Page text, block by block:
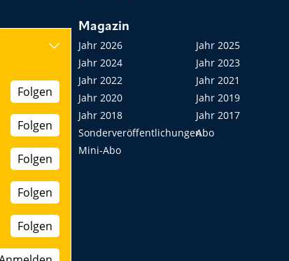
Magazin
Jahr 2026
Jahr 2025
Jahr 2024
Jahr 2023
Jahr 2022
Jahr 2021
Jahr 2020
Jahr 2019
Jahr 2018
Jahr 2017
SonderveröffentlichungenAbo
Mini-Abo
Folgen
Folgen
Folgen
Folgen
Folgen